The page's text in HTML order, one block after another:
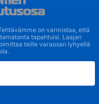
on varmistaa, että
tapahtuisi. Laajan
teille varaosan lyhyellä